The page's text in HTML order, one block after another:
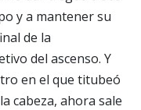
y a mantener su
de la
del ascenso. Y
en el que titubeó
cabeza, ahora sale